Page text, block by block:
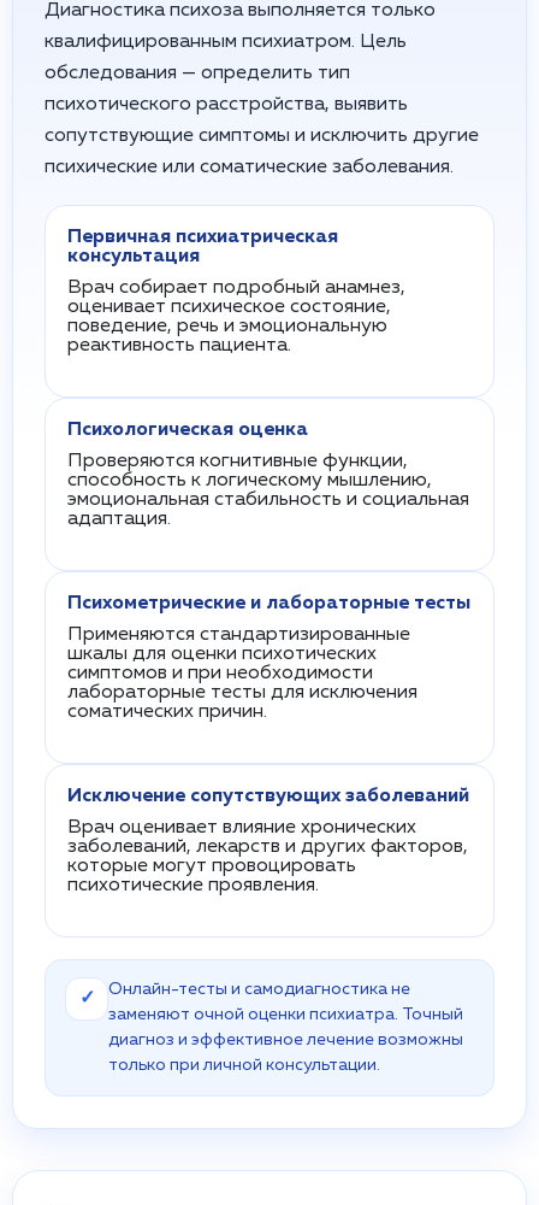
Диагностика психоза выполняется только
квалифицированным психиатром. Цель
обследования — определить тип
психотического расстройства, выявить
сопутствующие симптомы и исключить другие
психические или соматические заболевания.
Первичная психиатрическая
консультация
Врач собирает подробный анамнез,
оценивает психическое состояние,
поведение, речь и эмоциональную
реактивность пациента.
Психологическая оценка
Проверяются когнитивные функции,
способность к логическому мышлению,
эмоциональная стабильность и социальная
адаптация.
Психометрические и лабораторные тесты
Применяются стандартизированные
шкалы для оценки психотических
симптомов и при необходимости
лабораторные тесты для исключения
соматических причин.
Исключение сопутствующих заболеваний
Врач оценивает влияние хронических
заболеваний, лекарств и других факторов,
которые могут провоцировать
психотические проявления.
✓
Онлайн-тесты и самодиагностика не
заменяют очной оценки психиатра. Точный
диагноз и эффективное лечение возможны
только при личной консультации.